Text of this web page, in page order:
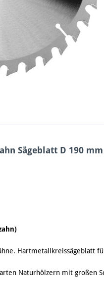
Sägeblatt D 190
Hartmetallkreissägeblatt
Naturhölzern mit großen